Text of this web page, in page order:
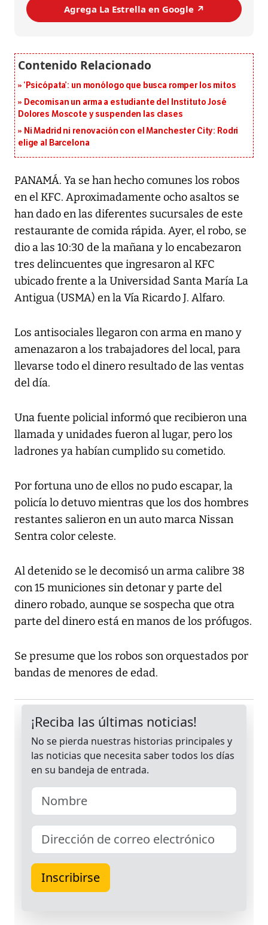
Agrega La Estrella en Google ↗️
‘Psicópata’: un monólogo que busca romper los mitos
Decomisan un arma a estudiante del Instituto José
Dolores Moscote y suspenden las clases
Ni Madrid ni renovación con el Manchester City: Rodri
elige al Barcelona
PANAMÁ. Ya se han hecho comunes los robos
en el KFC. Aproximadamente ocho asaltos se
han dado en las diferentes sucursales de este
restaurante de comida rápida. Ayer, el robo, se
dio a las 10:30 de la mañana y lo encabezaron
tres delincuentes que ingresaron al KFC
ubicado frente a la Universidad Santa María La
Antigua (USMA) en la Vía Ricardo J. Alfaro.
Los antisociales llegaron con arma en mano y
amenazaron a los trabajadores del local, para
llevarse todo el dinero resultado de las ventas
del día.
Una fuente policial informó que recibieron una
llamada y unidades fueron al lugar, pero los
ladrones ya habían cumplido su cometido.
Por fortuna uno de ellos no pudo escapar, la
policía lo detuvo mientras que los dos hombres
restantes salieron en un auto marca Nissan
Sentra color celeste.
Al detenido se le decomisó un arma calibre 38
con 15 municiones sin detonar y parte del
dinero robado, aunque se sospecha que otra
parte del dinero está en manos de los prófugos.
Se presume que los robos son orquestados por
bandas de menores de edad.